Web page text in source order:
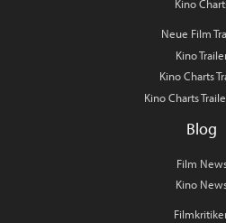
Kino
Neue Film
Kino
Kino Charts
Kino Charts
Blog
Film
Kino